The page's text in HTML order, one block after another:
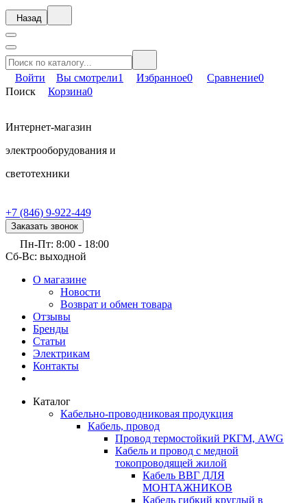
Назад
Войти Вы смотрели1 Избранное0 Сравнение0
Поиск
Корзина0
Интернет-магазин
электрооборудования и
светотехники
+7 (846) 9-922-449
Заказать звонок
Пн-Пт: 8:00 - 18:00
Сб-Вс: выходной
О магазине
Новости
Возврат и обмен товара
Отзывы
Бренды
Статьи
Электрикам
Контакты
Каталог
Кабельно-проводниковая продукция
Кабель, провод
Провод термостойкий РКГМ, AWG
Кабель и провод с медной
токопроводящей жилой
Кабель ВВГ ДЛЯ
МОНТАЖНИКОВ
Кабель гибкий круглый в